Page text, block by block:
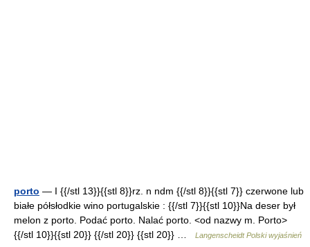
porto — I {{/stl 13}}{{stl 8}}rz. n ndm {{/stl 8}}{{stl 7}} czerwone lub
białe półsłodkie wino portugalskie : {{/stl 7}}{{stl 10}}Na deser był
melon z porto. Podać porto. Nalać porto. <od nazwy m. Porto>
{{/stl 10}}{{stl 20}} {{/stl 20}} {{stl 20}} …
Langenscheidt Polski wyjaśnień